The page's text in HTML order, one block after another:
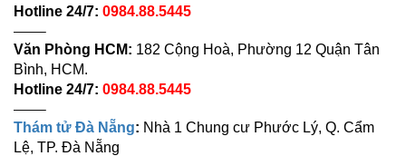
Hotline 24/7: 0984.88.5445
——–
Văn Phòng HCM: 182 Cộng Hoà, Phường 12 Quận Tân
Bình, HCM.
Hotline 24/7: 0984.88.5445
——–
Thám tử Đà Nẵng: Nhà 1 Chung cư Phước Lý, Q. Cẩm
Lệ, TP. Đà Nẵng